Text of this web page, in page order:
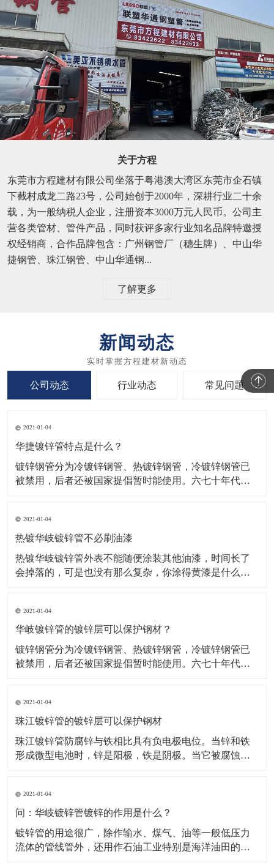
关于方程
东莞市方程建材有限公司坐落于粤港澳大湾区东莞市企石镇
下截村成龙二路23号，公司始创于2000年，深耕行业二十余
载，为一般纳税人企业，注册资本3000万元人民币。公司主
营各类管材、管件产品，同时获评多家行业知名品牌特邀授
权经销商，合作品牌包含：广州钢管厂（穗生牌）、中山华
捷钢管、珠江钢管、中山华通钢...
了解更多
新闻动态
公司动态 行业动态 常见问题
2021-01-04
华捷镀锌管特点是什么？
镀锌钢管分为冷镀锌钢管、热镀锌钢管，冷镀锌钢管已
被禁用，后者还被国家提倡暂时能使用。六七十年代，
华捷镀锌管可以避免任何的腐蚀溶液的接触钢基体，保
护钢基体的腐蚀。在一般的氛围，在薄薄的一层致密的
2021-01-04
热镀华岐镀锌管不必刷油漆
热镀华岐镀锌管外表不能随便涂装其他油漆，时间长了
会掉落的，可是也没有那么复杂，你涂得黄漆是什么漆
层锌的涂层，使钢管和大气隔了开来，避免了大气对钢
管的直接触摸和锈蚀，得到了保护。而锌在钢管外表的
涂层，由于锌
2021-01-04
华岐镀锌管的镀锌层可以保护钢材？
镀锌钢管分为冷镀锌钢管、热镀锌钢管，冷镀锌钢管已
被禁用，后者还被国家提倡暂时能使用。六七十年代，
锌管作为供水管，新建小区的冷水管已经很少使用镀锌
管了，有些小区的热水管使用的是镀锌管。热镀锌钢管
在消防、电
2021-01-04
珠江镀锌管的镀锌层可以保护钢材
珠江镀锌管防腐锌与铁相比具有负电极电位。当锌和铁
形成微型电池时，锌是阳极，铁是阴极。当它被腐蚀
生锈，这是镀锌层的主要特征，优于其他涂层。热镀锌
钢管镀锌时，锌铁合金层和钢基体的、锌层之间的冶金
2021-01-04
问：华岐镀锌管镀锌的作用是什么？
镀锌管的用途很广，除作输水、煤气、油等一般低压力
流体的管线管外，还用作石油工业特别是海洋油田的油